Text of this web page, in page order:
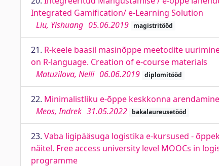
Integrated Gamification/ e-Learning Solution
Liu, Yishuang 05.06.2019 magistritööd
21. R-keele baasil masinõppe meetodite
on R-language. Creation of e-course materials
Matuzilova, Nelli 06.06.2019 diplomitööd
22. Minimalistliku e-õppe keskkonna
Meos, Indrek 31.05.2022 bakalaureusetööd
23. Vaba ligipääsuga logistika e-kursused -
näitel. Free access university level MOOCs in
programme